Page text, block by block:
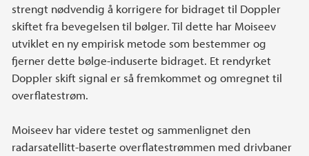
strengt nødvendig å korrigere for bidraget til Doppler
skiftet fra bevegelsen til bølger. Til dette har Moiseev
utviklet en ny empirisk metode som bestemmer og
fjerner dette bølge-induserte bidraget. Et rendyrket
Doppler skift signal er så fremkommet og omregnet til
overflatestrøm.
Moiseev har videre testet og sammenlignet den
radarsatellitt-baserte overflatestrømmen med drivbaner